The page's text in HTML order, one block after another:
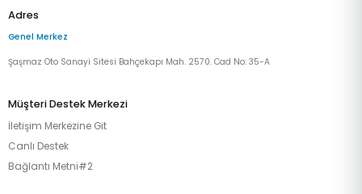
Adres
Genel Merkez
Şaşmaz Oto Sanayi Sitesi Bahçekapı Mah. 2570. Cad No: 35-A
Müşteri Destek Merkezi
İletişim Merkezine Git
Canlı Destek
Bağlantı Metni#2